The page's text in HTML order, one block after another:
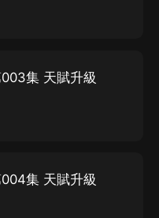
集 天賦升級
集 天賦升級